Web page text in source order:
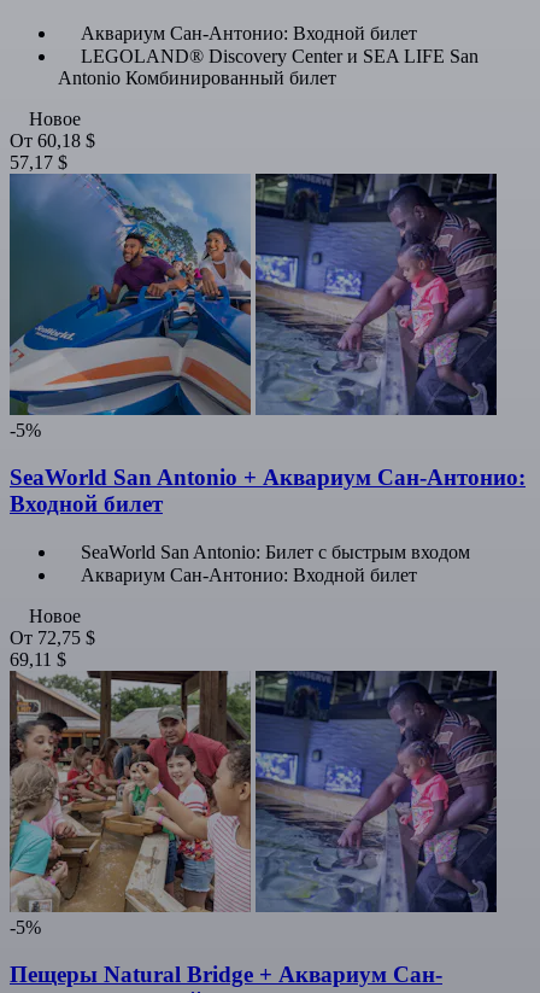
Аквариум Сан-Антонио: Входной билет
LEGOLAND® Discovery Center и SEA LIFE San
Antonio Комбинированный билет
Новое
От 60,18 $
57,17 $
-5%
SeaWorld San Antonio + Аквариум Сан-Антонио:
Входной билет
SeaWorld San Antonio: Билет с быстрым входом
Аквариум Сан-Антонио: Входной билет
Новое
От 72,75 $
69,11 $
-5%
Пещеры Natural Bridge + Аквариум Сан-